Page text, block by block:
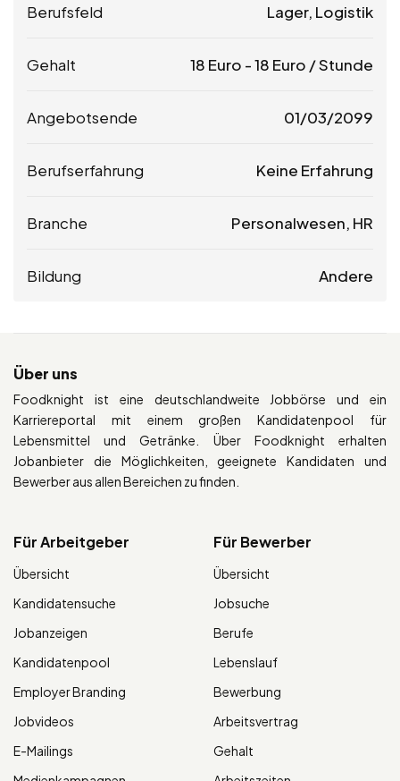
Berufsfeld Lager, Logistik
Gehalt 18 Euro -18 Euro / Stunde
Angebotsende 01/03/2099
Berufserfahrung Keine Erfahrung
Branche Personalwesen, HR
Bildung Andere
Über uns
Foodknight ist eine deutschlandweite Jobbörse und ein
Karriereportal mit einem großen Kandidatenpool für
Lebensmittel und Getränke. Über Foodknight erhalten
Jobanbieter die Möglichkeiten, geeignete Kandidaten und
Bewerber aus allen Bereichen zu finden.
Für Arbeitgeber
Übersicht
Kandidatensuche
Jobanzeigen
Kandidatenpool
Employer Branding
Jobvideos
E-Mailings
Für Bewerber
Übersicht
Jobsuche
Berufe
Lebenslauf
Bewerbung
Arbeitsvertrag
Gehalt